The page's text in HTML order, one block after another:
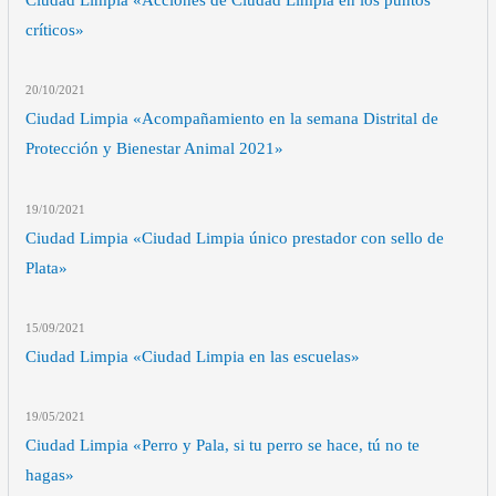
críticos»
20/10/2021
Ciudad Limpia «Acompañamiento en la semana Distrital de
Protección y Bienestar Animal 2021»
19/10/2021
Ciudad Limpia «Ciudad Limpia único prestador con sello de
Plata»
15/09/2021
Ciudad Limpia «Ciudad Limpia en las escuelas»
19/05/2021
Ciudad Limpia «Perro y Pala, si tu perro se hace, tú no te
hagas»